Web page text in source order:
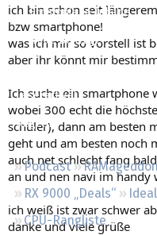
Empfohlene Inhalte
Neue Beiträge
Neueste Aktivitäten
Leserartikel
Regeln
Podcast RAMageddon
RX 9000 „Deals“
CPU-Rangliste
ich bin schon seit
bzw smartphone!
was ich mir so vorstell ist
aber ihr könnt mir
Ich suche ein smartphone
wobei 300 echt die
schüler), dann am besten
geht und am besten noch
auch net schlecht fang
an und nen navi im handy
ich weiß ist zwar schwer
danke und viele grüße